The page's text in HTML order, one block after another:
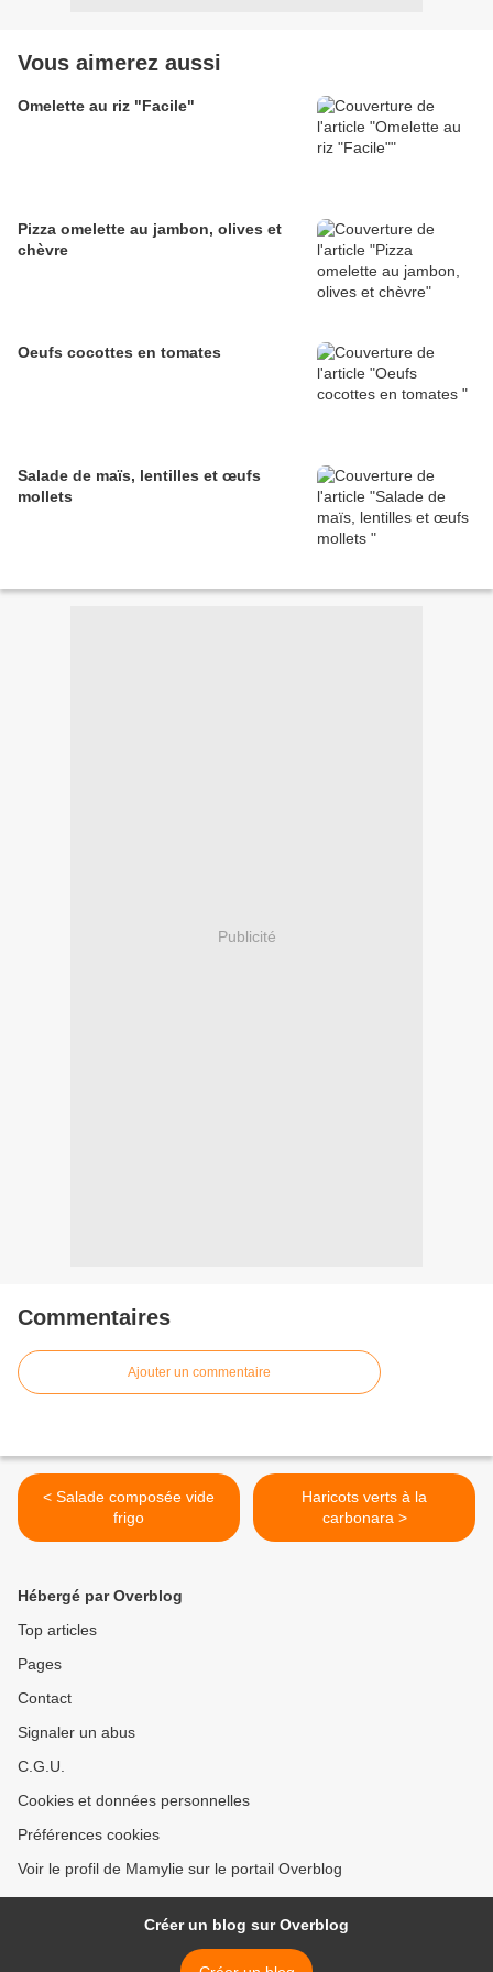
Vous aimerez aussi
Omelette au riz "Facile"
Pizza omelette au jambon, olives et
chèvre
Oeufs cocottes en tomates
Salade de maïs, lentilles et œufs
mollets
Publicité
Commentaires
Ajouter un commentaire
< Salade composée vide
frigo
Haricots verts à la
carbonara >
Hébergé par Overblog
Top articles
Pages
Contact
Signaler un abus
C.G.U.
Cookies et données personnelles
Préférences cookies
Voir le profil de Mamylie sur le portail Overblog
Créer un blog sur Overblog